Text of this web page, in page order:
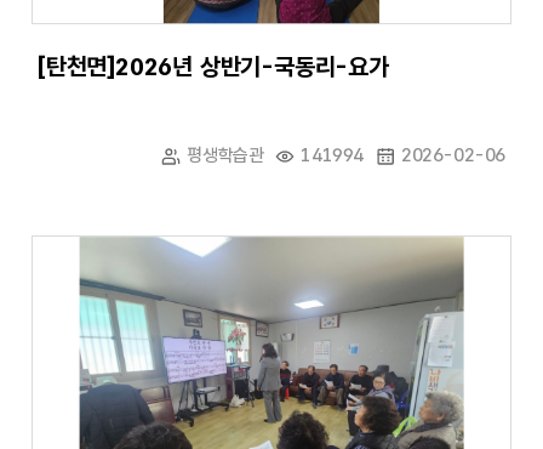
[탄천면]2026년 상반기-국동리-요가
평생학습관 141994 2026-02-06